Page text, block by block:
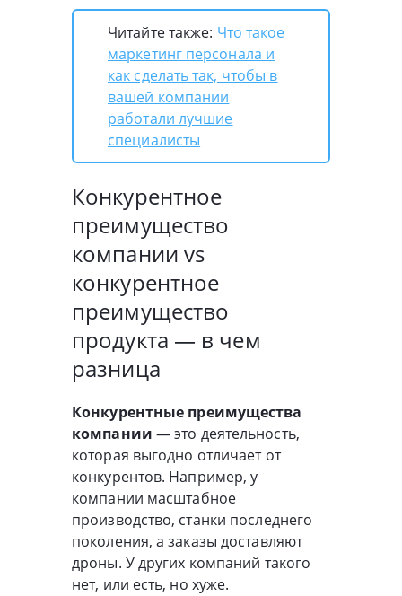
Читайте также: Что такое
маркетинг персонала и
как сделать так, чтобы в
вашей компании
работали лучшие
специалисты
Конкурентное
преимущество
компании vs
конкурентное
преимущество
продукта — в чем
разница
Конкурентные преимущества
компании — это деятельность,
которая выгодно отличает от
конкурентов. Например, у
компании масштабное
производство, станки последнего
поколения, а заказы доставляют
дроны. У других компаний такого
нет, или есть, но хуже.